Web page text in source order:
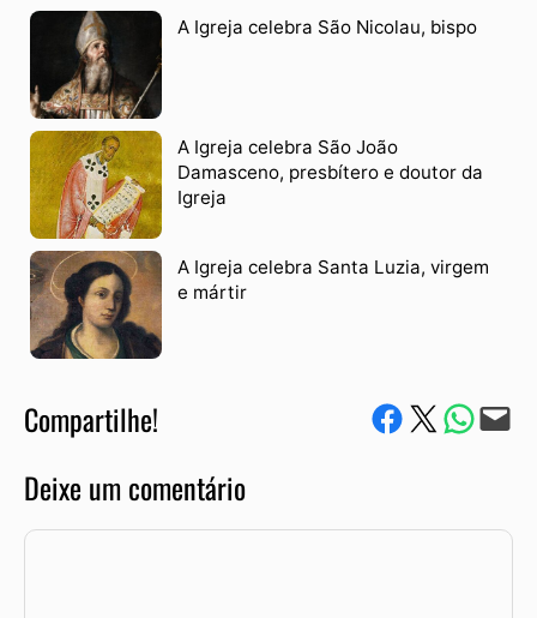
A Igreja celebra São Nicolau, bispo
A Igreja celebra São João
Damasceno, presbítero e doutor da
Igreja
A Igreja celebra Santa Luzia, virgem
e mártir
Compartilhe! Compartilhe no Facebook
Compartilhe no Twitter
Compartile via
Envie via e-mail
Deixe um comentário
Comentário